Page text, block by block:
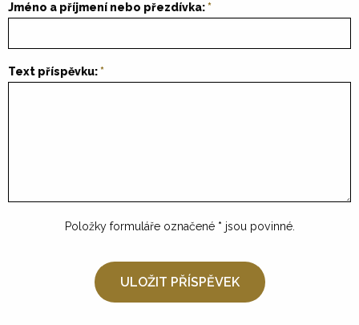
Jméno a příjmení nebo přezdívka:
Text příspěvku:
Položky formuláře označené * jsou povinné.